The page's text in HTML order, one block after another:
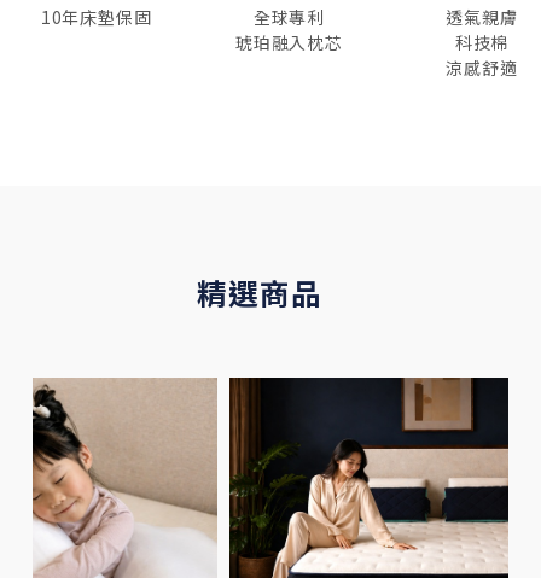
10年床墊保固
全球專利
琥珀融入枕芯
透氣親膚
科技棉
涼感舒適
精選商品